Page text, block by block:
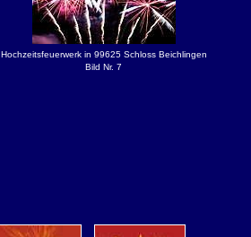
Hochzeitsfeuerwerk in 99625 Schloss Beichlingen
Bild Nr. 7